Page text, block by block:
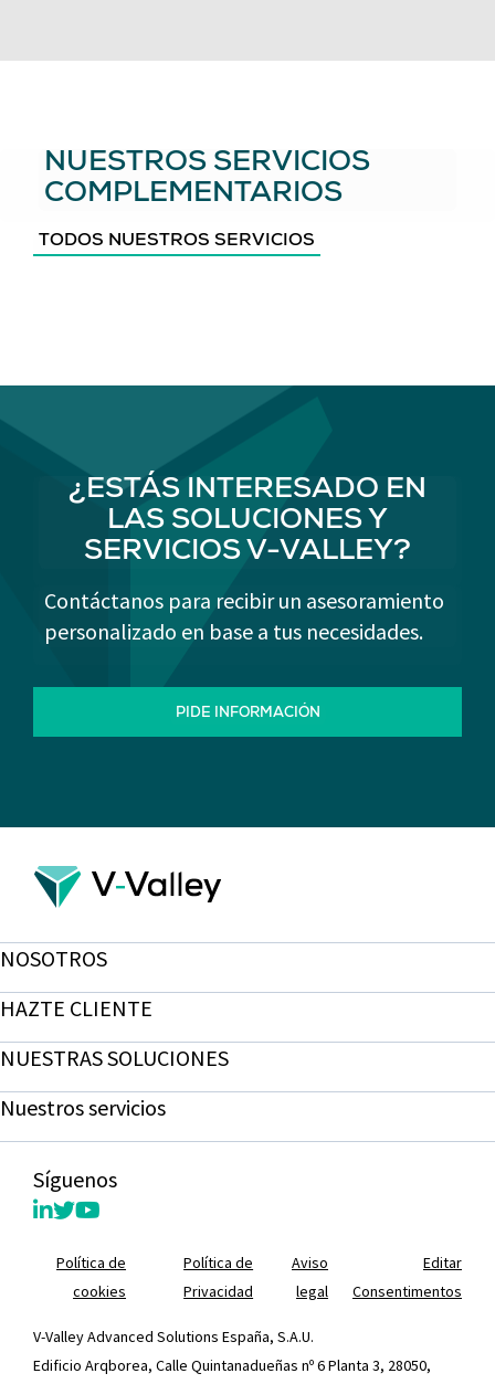
NUESTROS SERVICIOS
COMPLEMENTARIOS
TODOS NUESTROS SERVICIOS
¿ESTÁS INTERESADO EN
LAS SOLUCIONES Y
SERVICIOS V-VALLEY?
Contáctanos para recibir un asesoramiento
personalizado en base a tus necesidades.
PIDE INFORMACIÓN
NOSOTROS
HAZTE CLIENTE
NUESTRAS SOLUCIONES
Nuestros servicios
Síguenos
V-Valley Advanced Solutions España, S.A.U.
Edificio Arqborea, Calle Quintanadueñas nº 6 Planta 3, 28050,
Política de
cookies
Política de
Privacidad
Aviso
legal
Editar
Consentimentos